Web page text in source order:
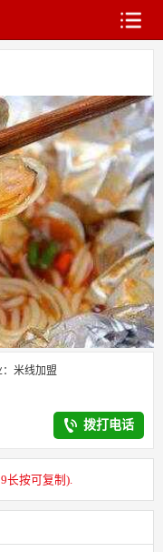
米线加盟
拨打电话
长按可复制).